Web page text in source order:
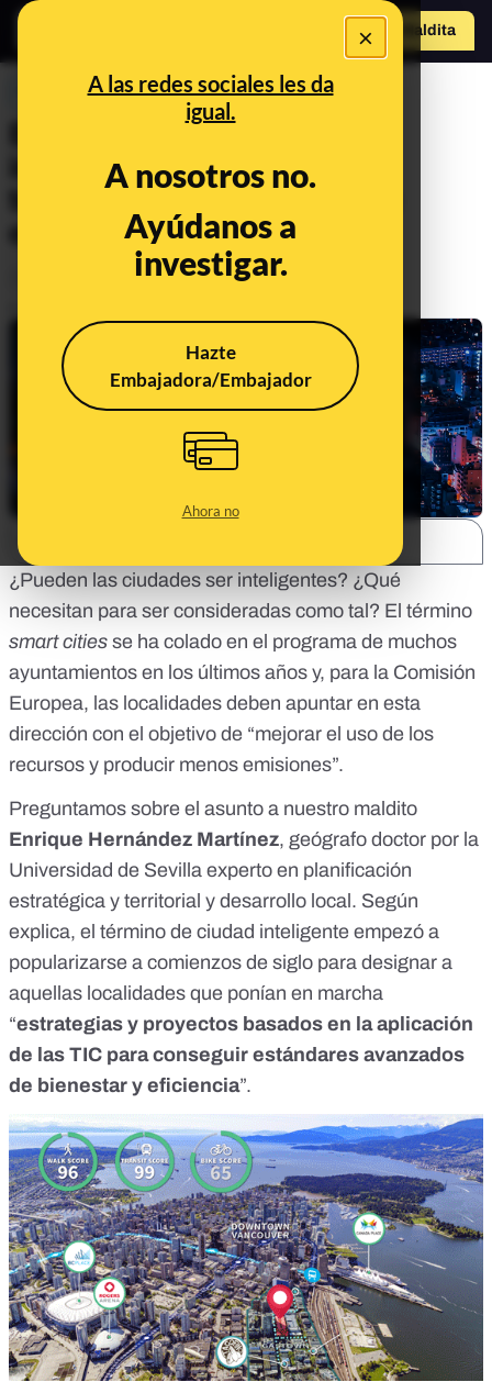
×
A las redes sociales les da
igual.
A nosotros no.
Ayúdanos a
investigar.
Hazte
Embajadora/Embajador
Ahora no
Hazte Maldito
PREBUNKING
El reto de las ciudades
inteligentes: utilizar la
tecnología para mejorar su
eficiencia y servicios
¿Pueden las ciudades ser inteligentes? ¿Qué
necesitan para ser consideradas como tal? El término
smart cities se ha colado en el programa de muchos
ayuntamientos en los últimos años y, para la Comisión
Europea, las localidades deben apuntar en esta
dirección con el objetivo de “mejorar el uso de los
recursos y producir menos emisiones”.
Preguntamos sobre el asunto a nuestro maldito
Enrique Hernández Martínez, geógrafo doctor por la
Universidad de Sevilla experto en planificación
estratégica y territorial y desarrollo local. Según
explica, el término de ciudad inteligente empezó a
popularizarse a comienzos de siglo para designar a
aquellas localidades que ponían en marcha
“estrategias y proyectos basados en la aplicación
de las TIC para conseguir estándares avanzados
de bienestar y eficiencia”.